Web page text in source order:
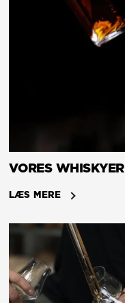
VORES WHISKYER
LÆS MERE